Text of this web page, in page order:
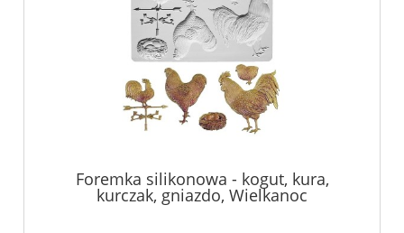
Foremka silikonowa - kogut, kura,
kurczak, gniazdo, Wielkanoc